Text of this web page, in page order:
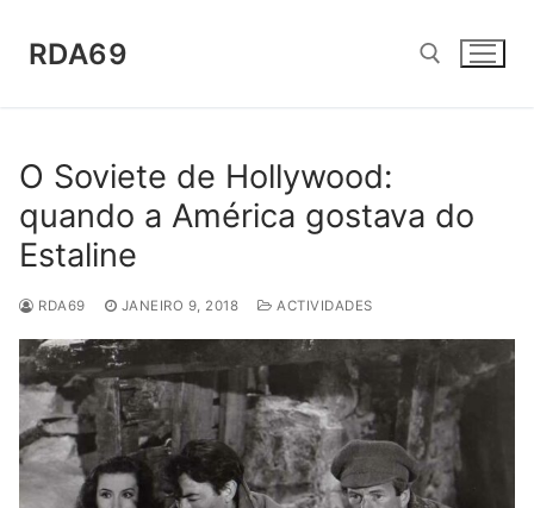
paraRDA69
O Soviete de Hollywood:
quando a América gostava do
Estaline
RDA69 JANEIRO 9, 2018 ACTIVIDADES